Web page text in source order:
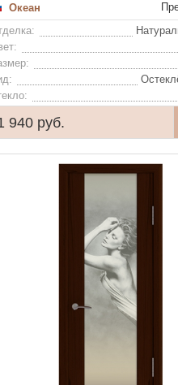
Океан
940 руб.